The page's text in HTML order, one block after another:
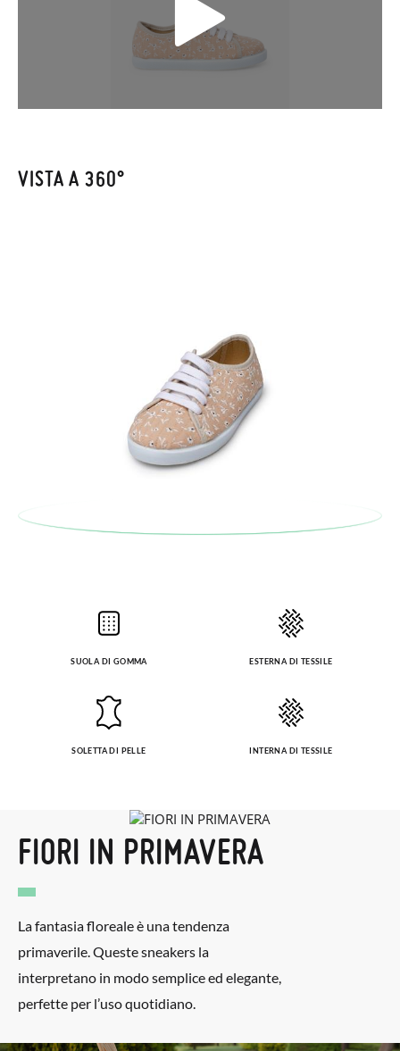
Se hai un account, ti basta accedere per avviare la procedura.
Se hai effettuato il pagamento come ospite, visita la nostra
e inserisci il numero d'ordine e l'indirizzo e-mail
Per sostituire un articolo, ti preghiamo di restituire il paio
VISTA A 360°
SUOLA DI GOMMA ESTERNA DI TESSILE
SOLETTA DI PELLE INTERNA DI TESSILE
FIORI IN PRIMAVERA
La fantasia floreale è una tendenza
primaverile. Queste sneakers la
interpretano in modo semplice ed elegante,
perfette per l’uso quotidiano.